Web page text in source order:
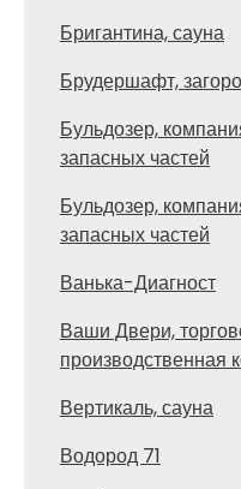
Бригантина, сауна
Брудершафт,
Бульдозер,
запасных частей
Бульдозер,
запасных частей
Ванька-Диагност
Ваши Двери,
производственная
Вертикаль, сауна
Водород 71